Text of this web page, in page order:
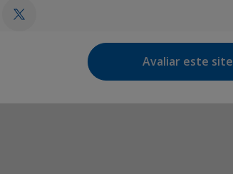
Avaliar este site